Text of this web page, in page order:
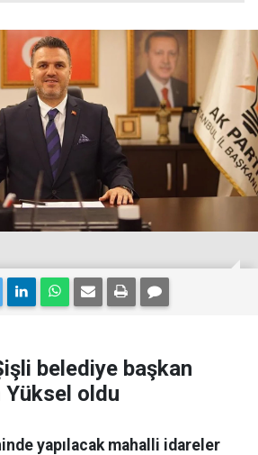
belediye başkan
Yüksel oldu
yapılacak mahalli idareler